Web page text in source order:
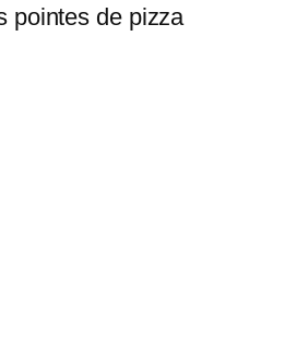
pointes de pizza